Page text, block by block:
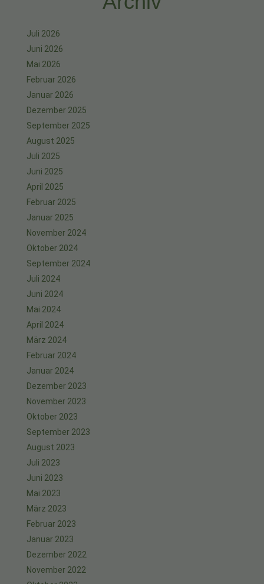
Juli 2026
Juni 2026
Mai 2026
Februar 2026
Januar 2026
Dezember 2025
September 2025
August 2025
Juli 2025
Juni 2025
April 2025
Februar 2025
Januar 2025
November 2024
Oktober 2024
September 2024
Juli 2024
Juni 2024
Mai 2024
April 2024
März 2024
Februar 2024
Januar 2024
Dezember 2023
November 2023
Oktober 2023
September 2023
August 2023
Juli 2023
Juni 2023
Mai 2023
März 2023
Februar 2023
Januar 2023
Dezember 2022
November 2022